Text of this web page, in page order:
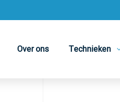
Over ons Technieken